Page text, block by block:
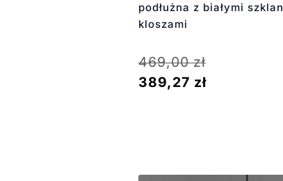
podłużna z białymi
kloszami
469,00zł
389,27 zł